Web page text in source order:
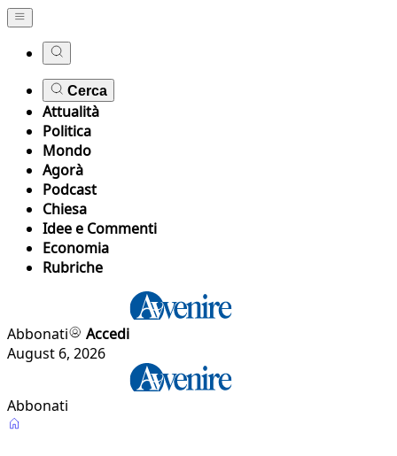
Cerca
Attualità
Politica
Mondo
Agorà
Podcast
Chiesa
Idee e Commenti
Economia
Rubriche
Abbonati
Accedi
August 6, 2026
Abbonati